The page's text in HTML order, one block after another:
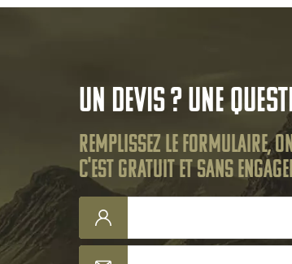
Un devis ? Une
Remplissez le formulaire,
C'est gratuit et sans